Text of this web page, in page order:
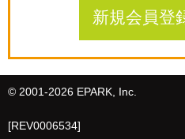
新規会員登
© 2001-2026 EPARK, Inc.
[REV0006534]